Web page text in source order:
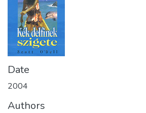
Date
2004
Authors